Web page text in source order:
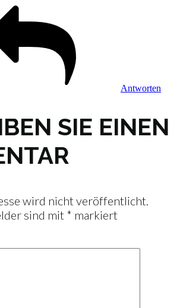
Antworten
SIE EINEN
wird nicht veröffentlicht.
sind mit * markiert